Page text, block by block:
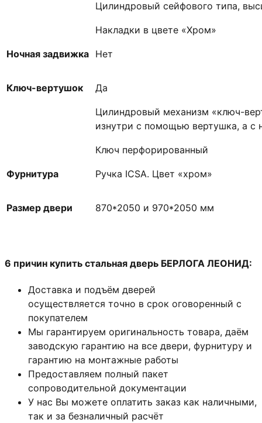
Цилиндровый сейфового типа,
Накладки в цвете «Хром»
Ночная задвижка Нет
Ключ-вертушок Да
Цилиндровый механизм «ключ-
изнутри с помощью вертушка, а
Ключ перфорированный
Фурнитура Ручка ICSA. Цвет «хром»
Размер двери 870*2050 и 970*2050 мм
6 причин купить стальная дверь БЕРЛОГА ЛЕОНИД:
Доставка и подъём дверей
осуществляется точно в срок оговоренный с
покупателем
Мы гарантируем оригинальность товара, даём
заводскую гарантию на все двери, фурнитуру и
гарантию на монтажные работы
Предоставляем полный пакет
сопроводительной документации
У нас Вы можете оплатить заказ как наличными,
так и за безналичный расчёт